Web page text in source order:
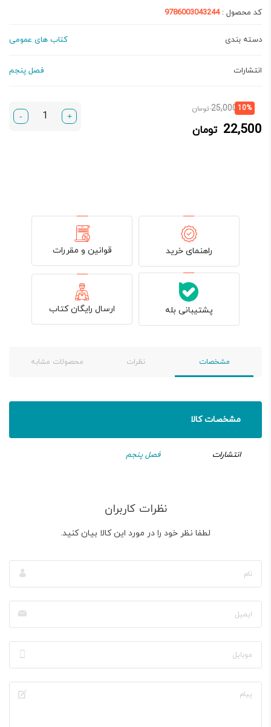
کد محصول :9786003043244
دسته بندی کتاب های عمومی
انتشارات فصل پنجم
10%
25,000 تومانقیمت
22,500 تومان
قیمت
22,500 تومان.
+
-
راهنمای خرید قوانین و مقررات
پشتیبانی بله ارسال رایگان کتاب
مشخصات نظرات محصولات مشابه
مشخصات کالا
انتشارات فصل پنجم
نظرات کاربران
لطفا نظر خود را در مورد این کالا بیان کنید.